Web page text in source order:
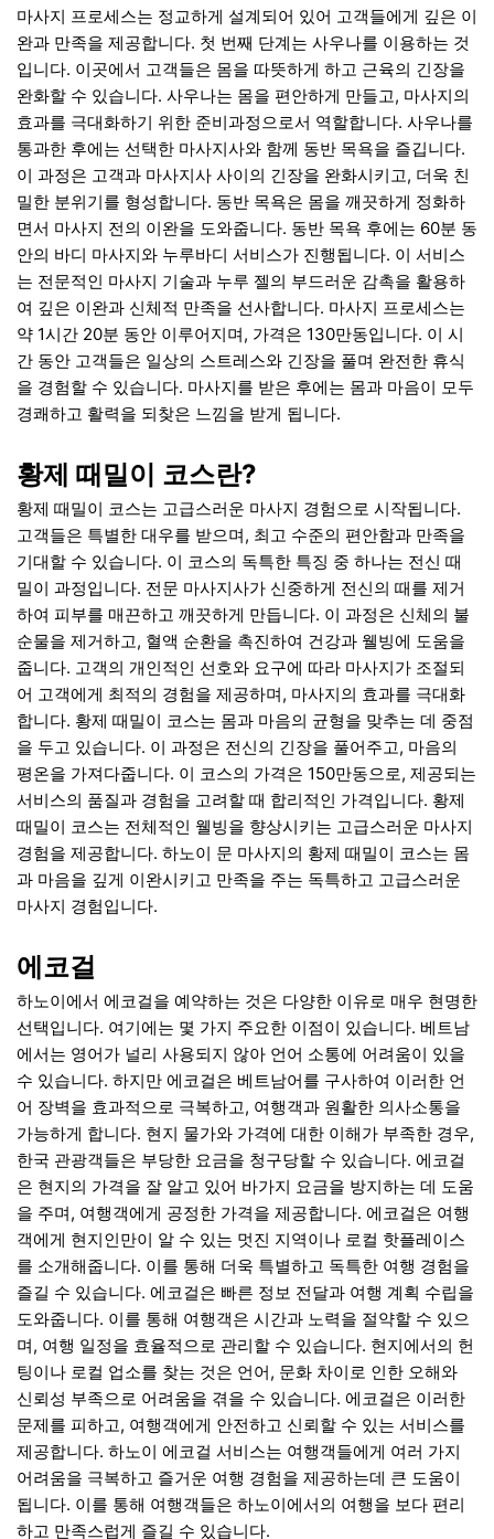
마사지 프로세스는 정교하게 설계되어 있어 고객들에게 깊은 이
완과 만족을 제공합니다. 첫 번째 단계는 사우나를 이용하는 것
입니다. 이곳에서 고객들은 몸을 따뜻하게 하고 근육의 긴장을
완화할 수 있습니다. 사우나는 몸을 편안하게 만들고, 마사지의
효과를 극대화하기 위한 준비과정으로서 역할합니다. 사우나를
통과한 후에는 선택한 마사지사와 함께 동반 목욕을 즐깁니다.
이 과정은 고객과 마사지사 사이의 긴장을 완화시키고, 더욱 친
밀한 분위기를 형성합니다. 동반 목욕은 몸을 깨끗하게 정화하
면서 마사지 전의 이완을 도와줍니다. 동반 목욕 후에는 60분 동
안의 바디 마사지와 누루바디 서비스가 진행됩니다. 이 서비스
는 전문적인 마사지 기술과 누루 젤의 부드러운 감촉을 활용하
여 깊은 이완과 신체적 만족을 선사합니다. 마사지 프로세스는
약 1시간 20분 동안 이루어지며, 가격은 130만동입니다. 이 시
간 동안 고객들은 일상의 스트레스와 긴장을 풀며 완전한 휴식
을 경험할 수 있습니다. 마사지를 받은 후에는 몸과 마음이 모두
경쾌하고 활력을 되찾은 느낌을 받게 됩니다.
황제 때밀이 코스란?
황제 때밀이 코스는 고급스러운 마사지 경험으로 시작됩니다.
고객들은 특별한 대우를 받으며, 최고 수준의 편안함과 만족을
기대할 수 있습니다. 이 코스의 독특한 특징 중 하나는 전신 때
밀이 과정입니다. 전문 마사지사가 신중하게 전신의 때를 제거
하여 피부를 매끈하고 깨끗하게 만듭니다. 이 과정은 신체의 불
순물을 제거하고, 혈액 순환을 촉진하여 건강과 웰빙에 도움을
줍니다. 고객의 개인적인 선호와 요구에 따라 마사지가 조절되
어 고객에게 최적의 경험을 제공하며, 마사지의 효과를 극대화
합니다. 황제 때밀이 코스는 몸과 마음의 균형을 맞추는 데 중점
을 두고 있습니다. 이 과정은 전신의 긴장을 풀어주고, 마음의
평온을 가져다줍니다. 이 코스의 가격은 150만동으로, 제공되는
서비스의 품질과 경험을 고려할 때 합리적인 가격입니다. 황제
때밀이 코스는 전체적인 웰빙을 향상시키는 고급스러운 마사지
경험을 제공합니다. 하노이 문 마사지의 황제 때밀이 코스는 몸
과 마음을 깊게 이완시키고 만족을 주는 독특하고 고급스러운
마사지 경험입니다.
에코걸
하노이에서 에코걸을 예약하는 것은 다양한 이유로 매우 현명한
선택입니다. 여기에는 몇 가지 주요한 이점이 있습니다. 베트남
에서는 영어가 널리 사용되지 않아 언어 소통에 어려움이 있을
수 있습니다. 하지만 에코걸은 베트남어를 구사하여 이러한 언
어 장벽을 효과적으로 극복하고, 여행객과 원활한 의사소통을
가능하게 합니다. 현지 물가와 가격에 대한 이해가 부족한 경우,
한국 관광객들은 부당한 요금을 청구당할 수 있습니다. 에코걸
은 현지의 가격을 잘 알고 있어 바가지 요금을 방지하는 데 도움
을 주며, 여행객에게 공정한 가격을 제공합니다. 에코걸은 여행
객에게 현지인만이 알 수 있는 멋진 지역이나 로컬 핫플레이스
를 소개해줍니다. 이를 통해 더욱 특별하고 독특한 여행 경험을
즐길 수 있습니다. 에코걸은 빠른 정보 전달과 여행 계획 수립을
도와줍니다. 이를 통해 여행객은 시간과 노력을 절약할 수 있으
며, 여행 일정을 효율적으로 관리할 수 있습니다. 현지에서의 헌
팅이나 로컬 업소를 찾는 것은 언어, 문화 차이로 인한 오해와
신뢰성 부족으로 어려움을 겪을 수 있습니다. 에코걸은 이러한
문제를 피하고, 여행객에게 안전하고 신뢰할 수 있는 서비스를
제공합니다. 하노이 에코걸 서비스는 여행객들에게 여러 가지
어려움을 극복하고 즐거운 여행 경험을 제공하는데 큰 도움이
됩니다. 이를 통해 여행객들은 하노이에서의 여행을 보다 편리
하고 만족스럽게 즐길 수 있습니다.